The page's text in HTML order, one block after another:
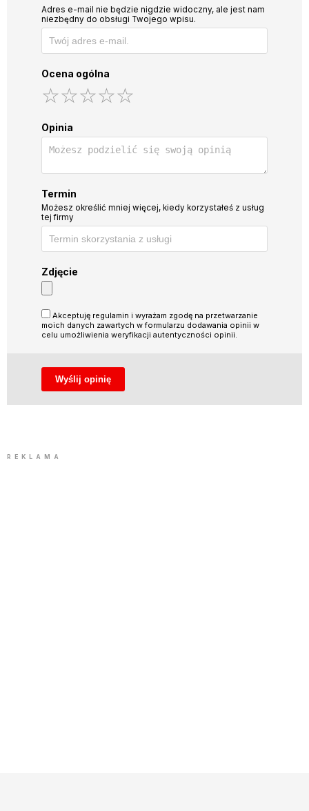
Adres e-mail nie będzie nigdzie widoczny, ale jest nam
niezbędny do obsługi Twojego wpisu.
Ocena ogólna
☆☆☆☆☆
★★★★★
Opinia
Termin
Możesz określić mniej więcej, kiedy korzystałeś z usług
tej firmy
Zdjęcie
Akceptuję regulamin i wyrażam zgodę na przetwarzanie
moich danych zawartych w formularzu dodawania opinii w
celu umożliwienia weryfikacji autentyczności opinii.
REKLAMA